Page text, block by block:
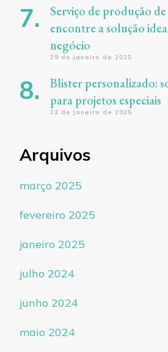
Serviço de produção
encontre a solução
negócio
29 de janeiro de 2025
Blister personalizado:
para projetos especiais
23 de janeiro de 2025
Arquivos
março 2025
fevereiro 2025
janeiro 2025
julho 2024
junho 2024
maio 2024